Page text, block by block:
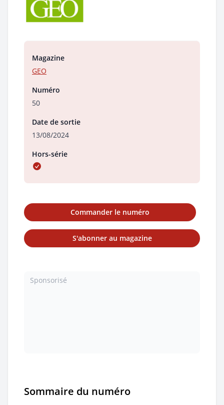
Magazine
GEO
Numéro
50
Date de sortie
13/08/2024
Hors-série
Commander le numéro
S'abonner au magazine
Sponsorisé
Sommaire du numéro